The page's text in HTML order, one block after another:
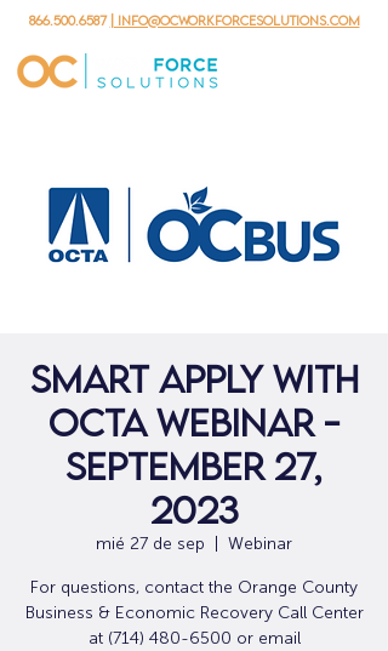
866.500.6587 | info@ocworkforcesolutions.com
Smart Apply with
OCTA Webinar -
September 27,
2023
mié 27 de sep Webinar
For questions, contact the Orange County
Business & Economic Recovery Call Center
at (714) 480-6500 or email